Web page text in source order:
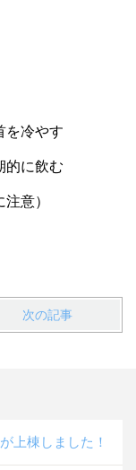
を冷やす
的に飲む
意）
次の記事
上棟しました！